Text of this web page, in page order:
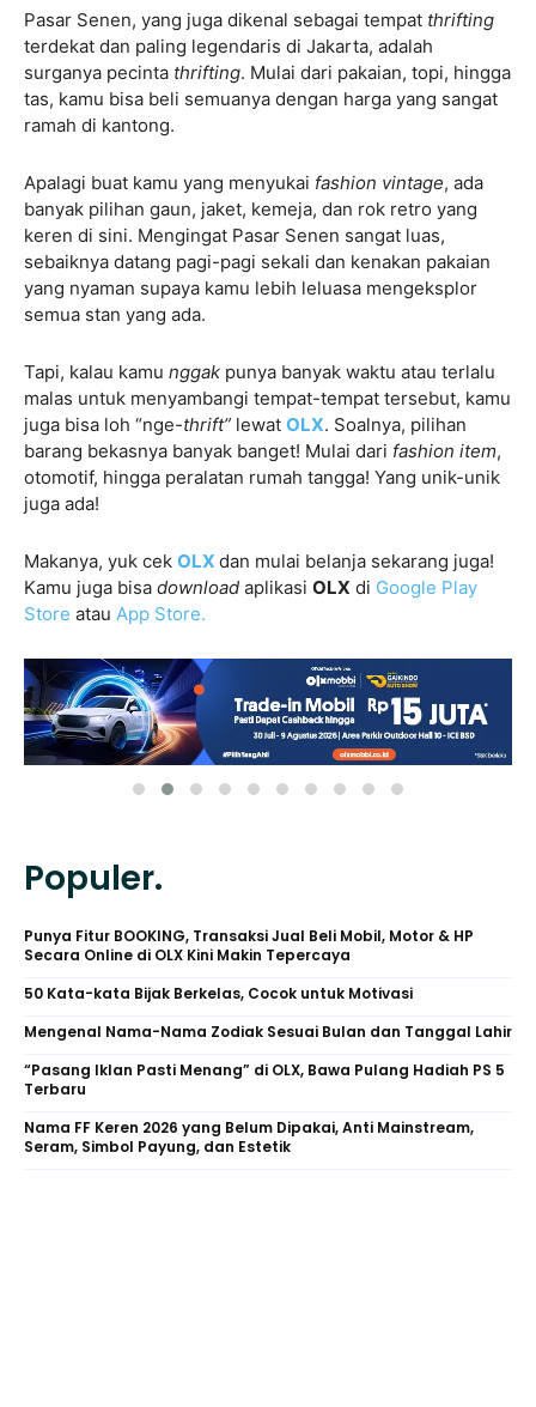
Pasar Senen, yang juga dikenal sebagai tempat thrifting
terdekat dan paling legendaris di Jakarta, adalah
surganya pecinta thrifting. Mulai dari pakaian, topi, hingga
tas, kamu bisa beli semuanya dengan harga yang sangat
ramah di kantong.
Apalagi buat kamu yang menyukai fashion vintage, ada
banyak pilihan gaun, jaket, kemeja, dan rok retro yang
keren di sini. Mengingat Pasar Senen sangat luas,
sebaiknya datang pagi-pagi sekali dan kenakan pakaian
yang nyaman supaya kamu lebih leluasa mengeksplor
semua stan yang ada.
Tapi, kalau kamu nggak punya banyak waktu atau terlalu
malas untuk menyambangi tempat-tempat tersebut, kamu
juga bisa loh “nge-thrift” lewat OLX. Soalnya, pilihan
barang bekasnya banyak banget! Mulai dari fashion item,
otomotif, hingga peralatan rumah tangga! Yang unik-unik
juga ada!
Makanya, yuk cek OLX dan mulai belanja sekarang juga!
Kamu juga bisa download aplikasi OLX di Google Play
Store atau App Store.
Populer.
Punya Fitur BOOKING, Transaksi Jual Beli Mobil, Motor & HP
Secara Online di OLX Kini Makin Tepercaya
50 Kata-kata Bijak Berkelas, Cocok untuk Motivasi
Mengenal Nama-Nama Zodiak Sesuai Bulan dan Tanggal Lahir
“Pasang Iklan Pasti Menang” di OLX, Bawa Pulang Hadiah PS 5
Terbaru
Nama FF Keren 2026 yang Belum Dipakai, Anti Mainstream,
Seram, Simbol Payung, dan Estetik